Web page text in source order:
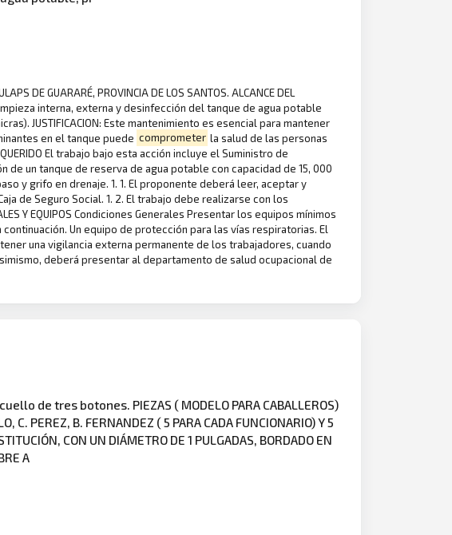
DE GUARARÉ, PROVINCIA DE LOS SANTOS. ALCANCE DEL
interna, externa y desinfección del tanque de agua potable
JUSTIFICACION: Este mantenimiento es esencial para mantener
en el tanque puede comprometer la salud de las personas
El trabajo bajo esta acción incluye el Suministro de
un tanque de reserva de agua potable con capacidad de 15, 000
y grifo en drenaje. 1. 1. El proponente deberá leer, aceptar y
de Seguro Social. 1. 2. El trabajo debe realizarse con los
Y EQUIPOS Condiciones Generales Presentar los equipos mínimos
Un equipo de protección para las vías respiratorias. El
una vigilancia externa permanente de los trabajadores, cuando
deberá presentar al departamento de salud ocupacional de
de tres botones. PIEZAS ( MODELO PARA CABALLEROS)
C. PEREZ, B. FERNANDEZ ( 5 PARA CADA FUNCIONARIO) Y 5
CON UN DIÁMETRO DE 1 PULGADAS, BORDADO EN
A